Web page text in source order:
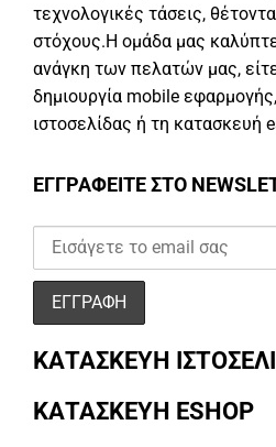
τεχνολογικές τάσεις,
στόχους.Η ομάδα μας
ανάγκη των πελατών μας,
δημιουργία mobile
ιστοσελίδας ή τη κατασκευή
ΕΓΓΡΑΦΕΙΤΕ ΣΤΟ
ΚΑΤΑΣΚΕΥΗ
ΚΑΤΑΣΚΕΥΗ ESHOP